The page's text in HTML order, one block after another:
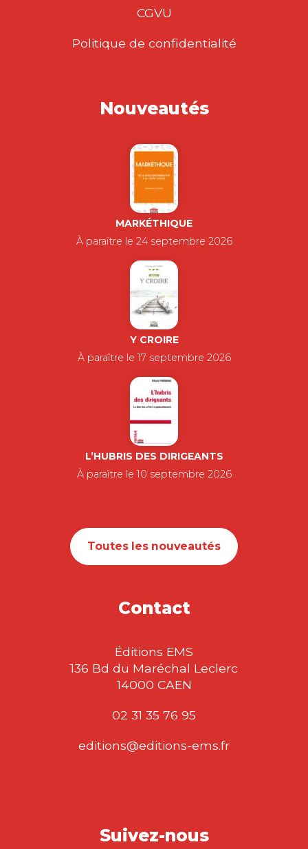
CGVU
Politique de confidentialité
Nouveautés
MARKÉTHIQUE
À paraître le 24 septembre 2026
Y CROIRE
À paraître le 17 septembre 2026
L’HUBRIS DES DIRIGEANTS
À paraître le 10 septembre 2026
Toutes les nouveautés
Contact
Éditions EMS
136 Bd du Maréchal Leclerc
14000 CAEN
02 31 35 76 95
editions@editions-ems.fr
Suivez-nous